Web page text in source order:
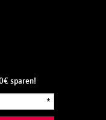
sparen!
*